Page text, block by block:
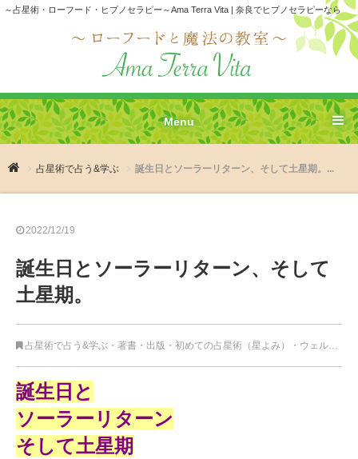
～占星術・ローフード・ヒプノセラピー～Ama Terra Vita | 奈良でヒプノセラピーなら
Menu
占星術で占う&学ぶ 誕生日とソーラーリターン、そして土星期。...
2022/12/19
誕生日とソーラーリターン、そして
土星期。
占星術で占う&学ぶ ・ 著書・出版 ・ 初めての占星術（星よみ） ・ ウェルビーイング
誕生日と
ソーラーリターン
そして土星期